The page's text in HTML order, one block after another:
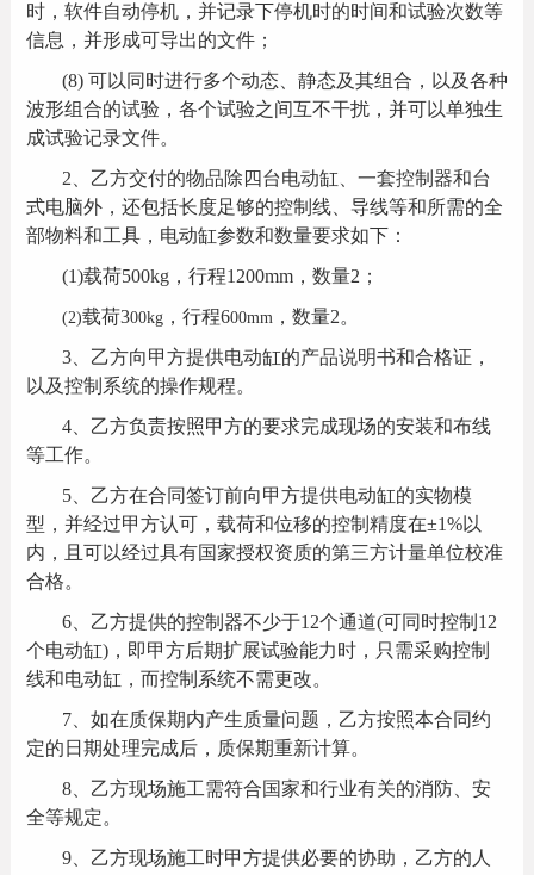
时，软件自动停机，并记录下停机时的时间和试验次数等
信息，并形成可导出的文件；
(8) 可以同时进行多个动态、静态及其组合，以及各种
波形组合的试验，各个试验之间互不干扰，并可以单独生
成试验记录文件。
2 、乙方交付的物品除四台电动缸、一套控制器和台
式电脑外，还包括长度足够的控制线、导线等和所需的全
部物料和工具，电动缸参数和数量要求如下：
(1)载荷500kg，行程1200mm，数量2 ；
(2)载荷300kg，行程600mm ，数量2。
3、乙方向甲方提供电动缸的产品说明书和合格证，
以及控制系统的操作规程。
4、乙方负责按照甲方的要求完成现场的安装和布线
等工作。
5、乙方在合同签订前向甲方提供电动缸的实物模
型，并经过甲方认可，载荷和位移的控制精度在±1%以
内，且可以经过具有国家授权资质的第三方计量单位校准
合格。
6、乙方提供的控制器不少于12个通道(可同时控制 12
个电动缸)，即甲方后期扩展试验能力时，只需采购控制
线和电动缸，而控制系统不需更改。
7、如在质保期内产生质量问题，乙方按照本合同约
定的日期处理完成后，质保期重新计算。
8、乙方现场施工需符合国家和行业有关的消防、安
全等规定。
9、乙方现场施工时甲方提供必要的协助，乙方的人